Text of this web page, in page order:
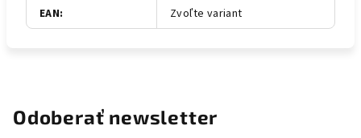
EAN: Zvoľte variant
Odoberať newsletter